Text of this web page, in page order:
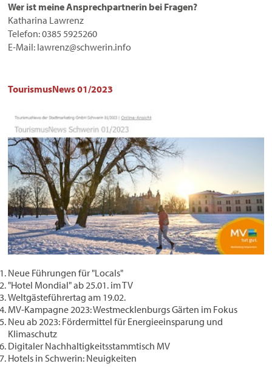
Wer ist meine Ansprechpartnerin bei Fragen?
Katharina Lawrenz
Telefon: 0385 5925260
E-Mail: lawrenz@schwerin.info
TourismusNews 01/2023
Neue Führungen für "Locals"
"Hotel Mondial" ab 25.01. im TV
Weltgästeführertag am 19.02.
MV-Kampagne 2023: Westmecklenburgs Gärten im Fokus
Neu ab 2023: Fördermittel für Energieeinsparung und
Klimaschutz
Digitaler Nachhaltigkeitsstammtisch MV
Hotels in Schwerin: Neuigkeiten